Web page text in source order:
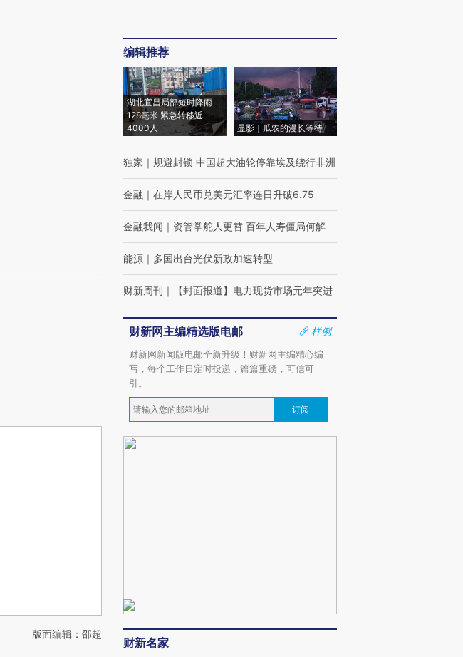
版面编辑：邵超
编辑推荐
湖北宜昌局部短时降雨
128毫米 紧急转移近
4000人
显影｜瓜农的漫长等待
独家 ｜ 规避封锁 中国超大油轮停靠埃及绕行非洲
金融 ｜ 在岸人民币兑美元汇率连日升破6.75
金融我闻 ｜ 资管掌舵人更替 百年人寿僵局何解
能源 ｜ 多国出台光伏新政加速转型
财新周刊 ｜ 【封面报道】电力现货市场元年突进
财新网主编精选版电邮
样例
财新网新闻版电邮全新升级！财新网主编精心编
写，每个工作日定时投递，篇篇重磅，可信可
引。
订阅
财新名家